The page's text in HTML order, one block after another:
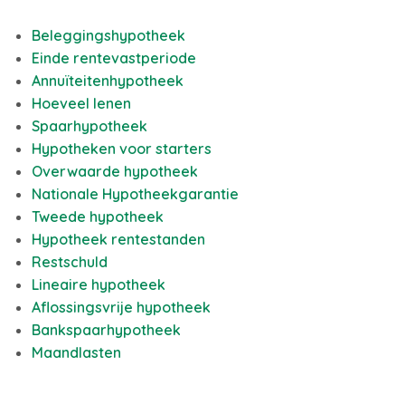
Beleggingshypotheek
Einde rentevastperiode
Annuïteitenhypotheek
Hoeveel lenen
Spaarhypotheek
Hypotheken voor starters
Overwaarde hypotheek
Nationale Hypotheekgarantie
Tweede hypotheek
Hypotheek rentestanden
Restschuld
Lineaire hypotheek
Aflossingsvrije hypotheek
Bankspaarhypotheek
Maandlasten